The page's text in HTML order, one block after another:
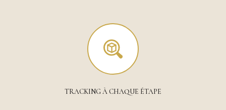
TRACKING À CHAQUE ÉTAPE